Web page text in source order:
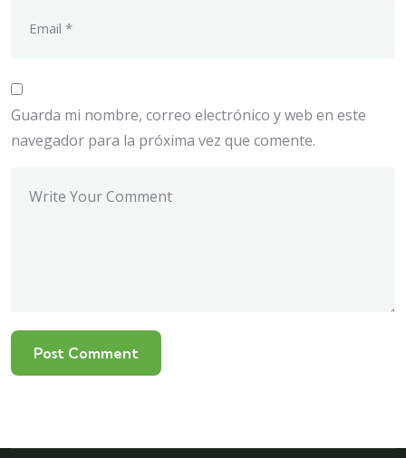
Guarda mi nombre, correo electrónico y web en este
navegador para la próxima vez que comente.